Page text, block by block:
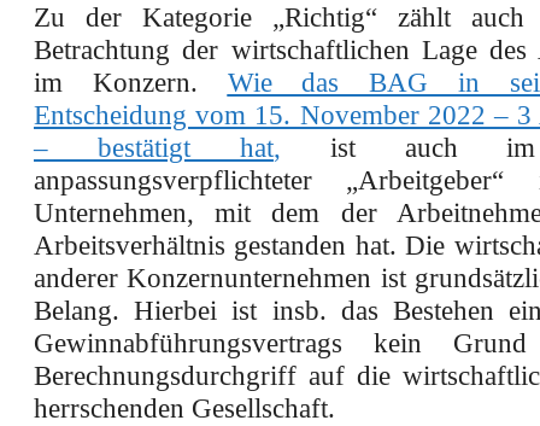
Zu der Kategorie „Richtig“ zählt auch
Betrachtung der wirtschaftlichen Lage des
im Konzern. Wie das BAG in
Entscheidung vom 15. November 2022 –
– bestätigt hat, ist auch im
anpassungsverpflichteter
Unternehmen, mit dem der
Arbeitsverhältnis gestanden hat. Die
anderer Konzernunternehmen ist
Belang. Hierbei ist insb. das Bestehen
Gewinnabführungsvertrags kein
Berechnungsdurchgriff auf die
herrschenden Gesellschaft.